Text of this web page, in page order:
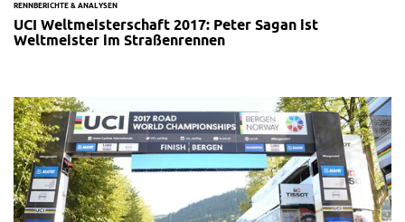
RENNBERICHTE & ANALYSEN
UCI Weltmeisterschaft 2017: Peter Sagan ist
Weltmeister im Straßenrennen